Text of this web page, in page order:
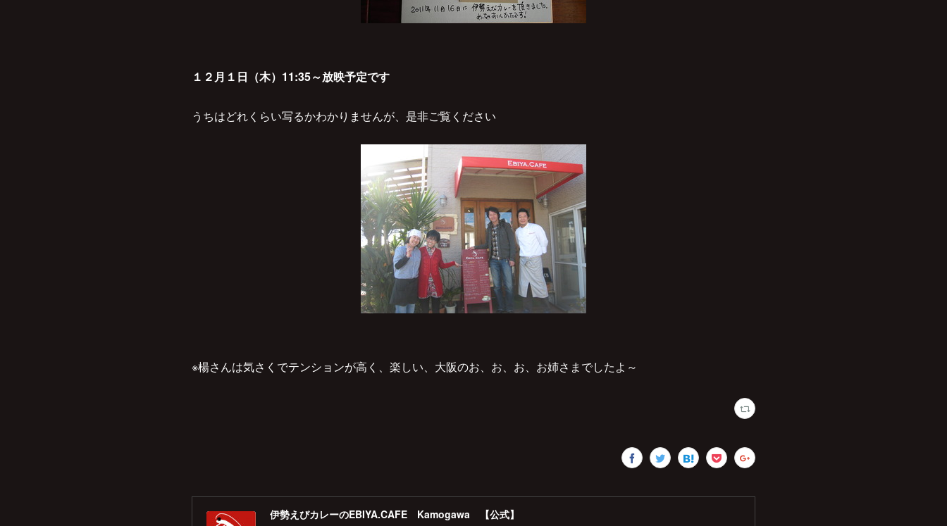
１２月１日（木）11:35～放映予定です
うちはどれくらい写るかわかりませんが、是非ご覧ください
※楊さんは気さくでテンションが高く、楽しい、大阪のお、お、お、お姉さまでしたよ～
伊勢えびカレーのEBIYA.CAFE Kamogawa 【公式】